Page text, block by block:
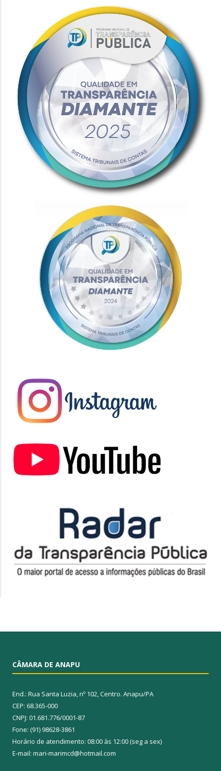
CÂMARA DE ANAPU
End.: Rua Santa Luzia, nº 102, Centro. Anapu/PA
CEP: 68.365-000
CNPJ: 01.681.776/0001-87
Fone: (91) 98628-3861
Horário de atendimento: 08:00 às 12:00 (seg a sex)
E-mail: mari-marimcd@hotmail.com